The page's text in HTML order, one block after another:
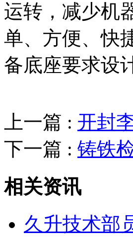
运转，减少机
单、方便、快
备底座要求设
上一篇 : 开封
下一篇 : 铸铁
相关资讯
久升技术部